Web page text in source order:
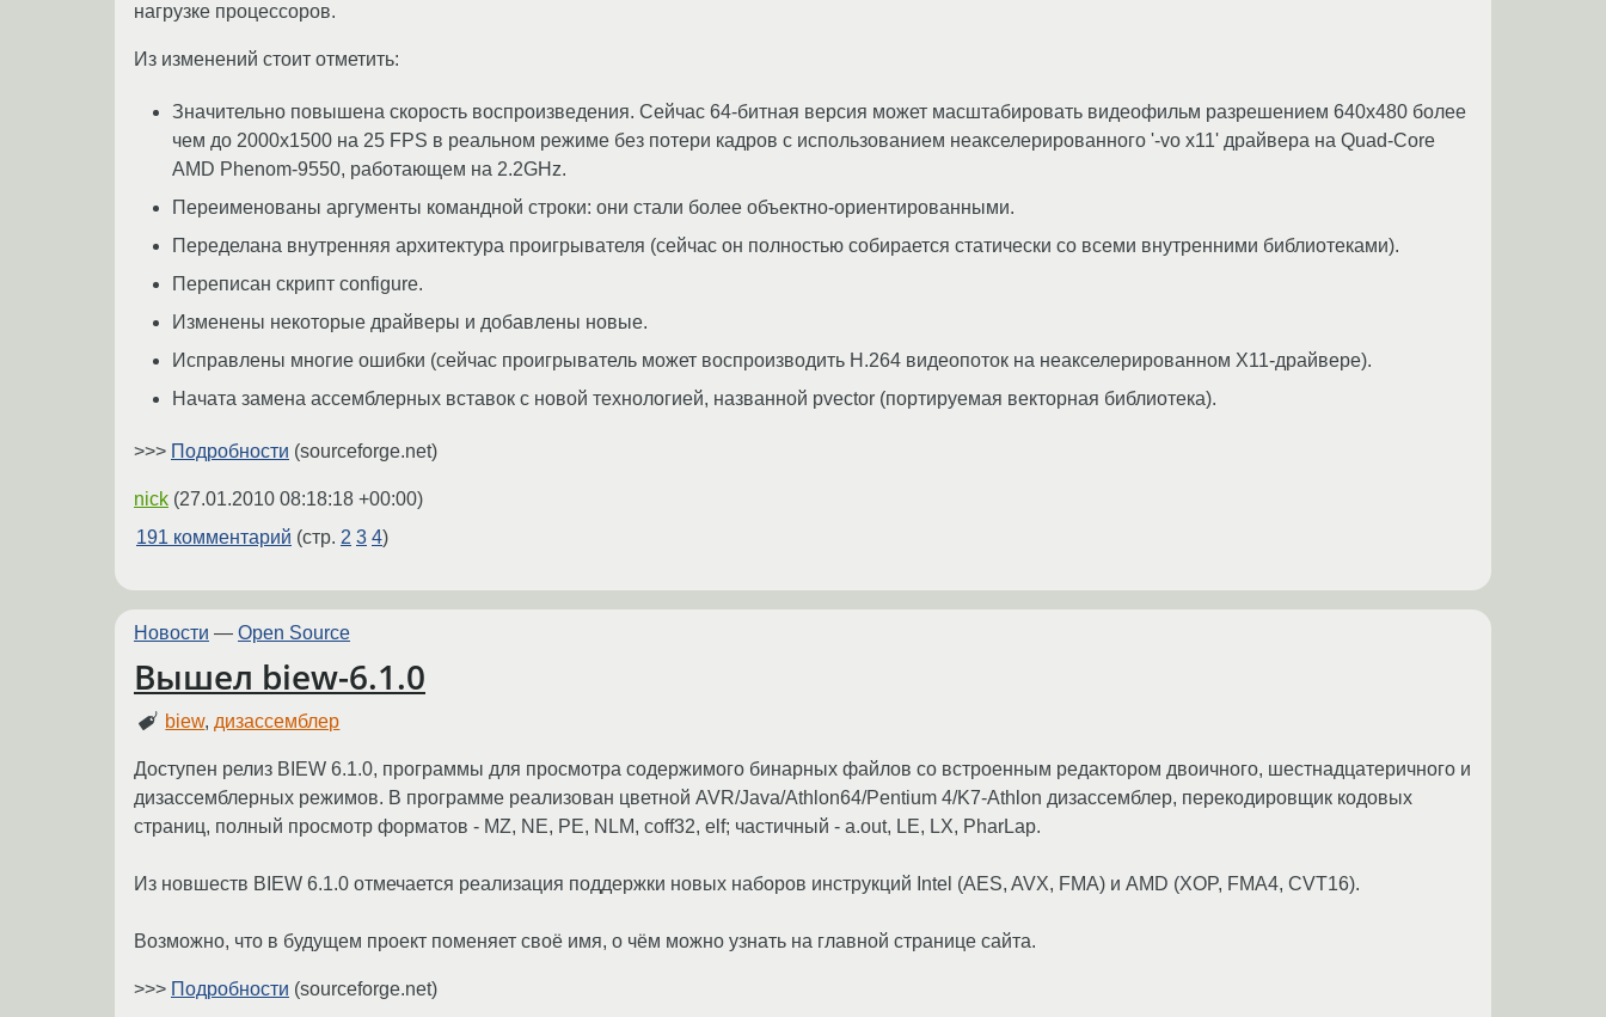
нагрузке процессоров.
Из изменений стоит отметить:
Значительно повышена скорость воспроизведения. Сейчас 64-битная версия может масштабировать видеофильм разрешением 640x480 более
чем до 2000x1500 на 25 FPS в реальном режиме без потери кадров с использованием неакселерированного '-vo x11' драйвера на Quad-Core
AMD Phenom-9550, работающем на 2.2GHz.
Переименованы аргументы командной строки: они стали более объектно-ориентированными.
Переделана внутренняя архитектура проигрывателя (сейчас он полностью собирается статически со всеми внутренними библиотеками).
Переписан скрипт configure.
Изменены некоторые драйверы и добавлены новые.
Исправлены многие ошибки (сейчас проигрыватель может воспроизводить H.264 видеопоток на неакселерированном X11-драйвере).
Начата замена ассемблерных вставок с новой технологией, названной pvector (портируемая векторная библиотека).
>>> Подробности (sourceforge.net)
nick (27.01.2010 08:18:18 +00:00)
191 комментарий (стр. 2 3 4)
Новости — Open Source
Вышел biew-6.1.0
biew, дизассемблер
Доступен релиз BIEW 6.1.0, программы для просмотра содержимого бинарных файлов со встроенным редакторoм двоичного, шестнадцатеричного и
дизассемблерных режимов. В программе реализован цветной AVR/Java/Athlon64/Pentium 4/K7-Athlon дизассемблер, перекодировщик кодовых
страниц, полный просмотр форматов - MZ, NE, PE, NLM, coff32, elf; частичный - a.out, LE, LX, PharLap.
Из новшеств BIEW 6.1.0 отмечается реализация поддержки новых наборов инструкций Intel (AES, AVX, FMA) и AMD (XOP, FMA4, CVT16).
Возможно, что в будущем проект поменяет своё имя, о чём можно узнать на главной странице сайта.
>>> Подробности (sourceforge.net)